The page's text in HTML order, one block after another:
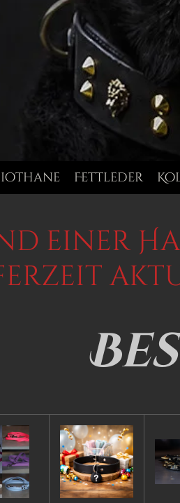
Fettleder
einer